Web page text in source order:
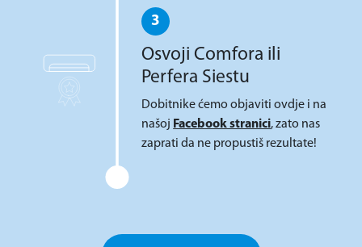
3
Osvoji Comfora ili
Perfera Siestu
Dobitnike ćemo objaviti ovdje i na
našoj Facebook stranici, zato nas
zaprati da ne propustiš rezultate!